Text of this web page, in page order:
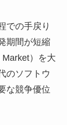
での手戻り
期間が短縮
）を大
のソフトウ
な競争優位